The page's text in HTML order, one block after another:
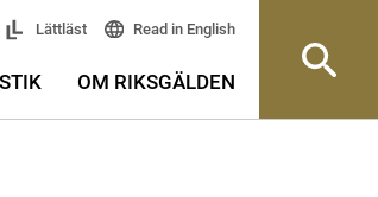
Lättläst Read in English
OM RIKSGÄLDEN